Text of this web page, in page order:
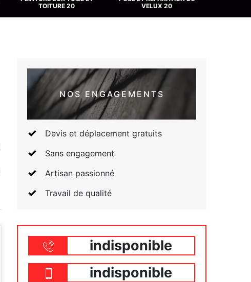
TOITURE 20
VELUX 20
NOS ENGAGEMENTS
Devis et déplacement gratuits
Sans engagement
Artisan passionné
Travail de qualité
indisponible
indisponible